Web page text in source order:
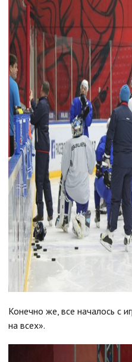
Конечно же, все началось с
на всех».